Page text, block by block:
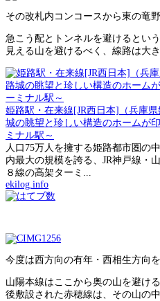
その改札内コンコースから東の竜野
急こう配とトンネルを避けるとい
見える山を避けるべく、線路は大
姫路駅・在来線[JR西日本]（兵庫
城の眺望と珍しい構造のホームが
ミナル駅～
人口75万人を擁する姫路都市圏の
内最大の規模を誇る、JR神戸線・
８線の高架ターミ...
ekilog.info
今度は西方向の有年・西相生方向を
山陽本線はここから奥の山を避け
後敷設された赤穂線は、その山の